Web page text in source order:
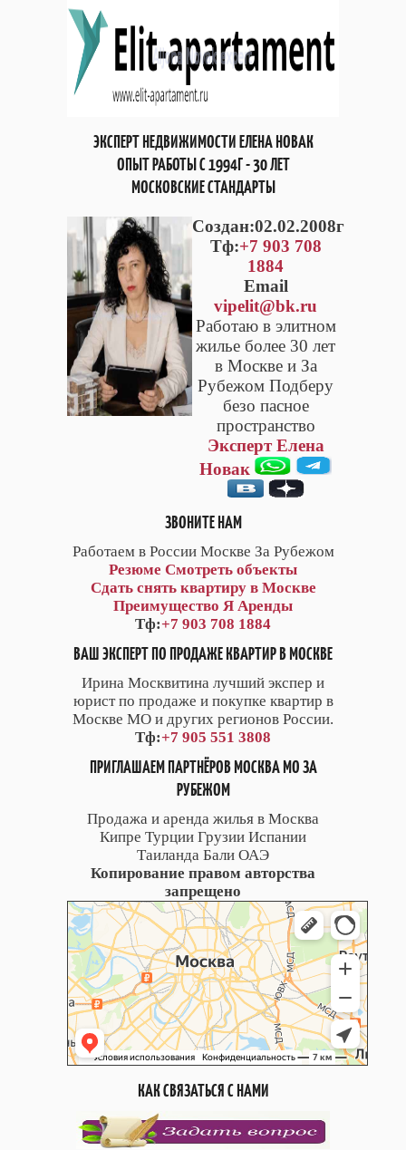
ЭКСПЕРТ НЕДВИЖИМОСТИ ЕЛЕНА НОВАК
ОПЫТ РАБОТЫ С 1994Г - 30 ЛЕТ
МОСКОВСКИЕ СТАНДАРТЫ
Cоздан:02.02.2008г
Тф:+7 903 708
1884
Email
vipelit@bk.ru
Работаю в элитном
жилье более 30 лет
в Москве и За
Рубежом Подберу
безо пасное
пространство
Эксперт Елена
Новак
ЗВОНИТЕ НАМ
Работаем в России Москве За Рубежом
Резюме Смотреть объекты
Сдать снять квартиру в Москве
Преимущество Я Аренды
Тф:+7 903 708 1884
ВАШ ЭКСПЕРТ ПО ПРОДАЖЕ КВАРТИР В МОСКВЕ
Ирина Москвитина лучший экспер и
юрист по продаже и покупке квартир в
Москве МО и других регионов России.
Тф:+7 905 551 3808
ПРИГЛАШАЕМ ПАРТНЁРОВ МОСКВА МО ЗА
РУБЕЖОМ
Продажа и аренда жилья в Москва
Кипре Турции Грузии Испании
Таиланда Бали ОАЭ
Копирование правом авторства
запрещено
КАК СВЯЗАТЬСЯ С НАМИ